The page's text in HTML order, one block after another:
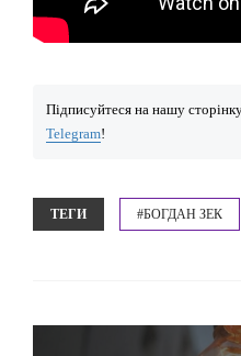
Підписуйтеся на нашу
Telegram!
ТЕГИ #БОГДАН ЗЕК